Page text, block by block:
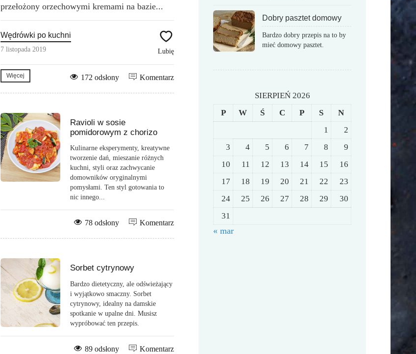
przełożony orzechowymi kremami na bazie...
Wędrówki po kuchni
7 listopada 2019 Lubię
Więcej Komentarz
172 odsłony
Ravioli w sosie
pomidorowym z chorizo
Kulinarne eksperymenty, kreatywne
tworzenie dań, mieszanie różnych
kuchni, styli oraz zachwycanie
domowników oryginalnymi
pomysłami. Ten styl gotowania to
nic innego...
Komentarz
78 odsłony
Sorbet cytrynowy
Bardzo dietetyczny, ale odświeżający
i wyjątkowo smaczny. Sorbet
cytrynowy, idealny na damskie
spotkanie w upalne dni. Musisz
wypróbować ten przepis.
Komentarz
89 odsłony
Dobry pasztet domowy
Bardzo dobry przepis na to by
mieć domowy pasztet.
SIERPIEŃ 2026
P
W Ś C P S
N
1
2
3
4 5 6 7 8
9
10
11 12 13 14 15
16
17
18 19 20 21 22
23
24
25 26 27 28 29
30
31
« mar